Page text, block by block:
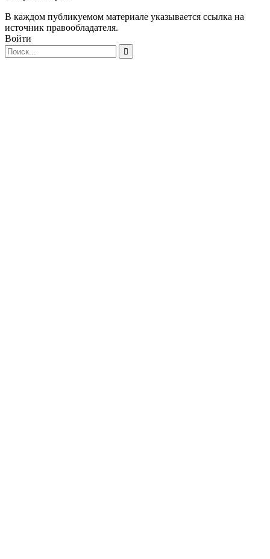
В каждом публикуемом материале указывается ссылка на
источник правообладателя.
Войти